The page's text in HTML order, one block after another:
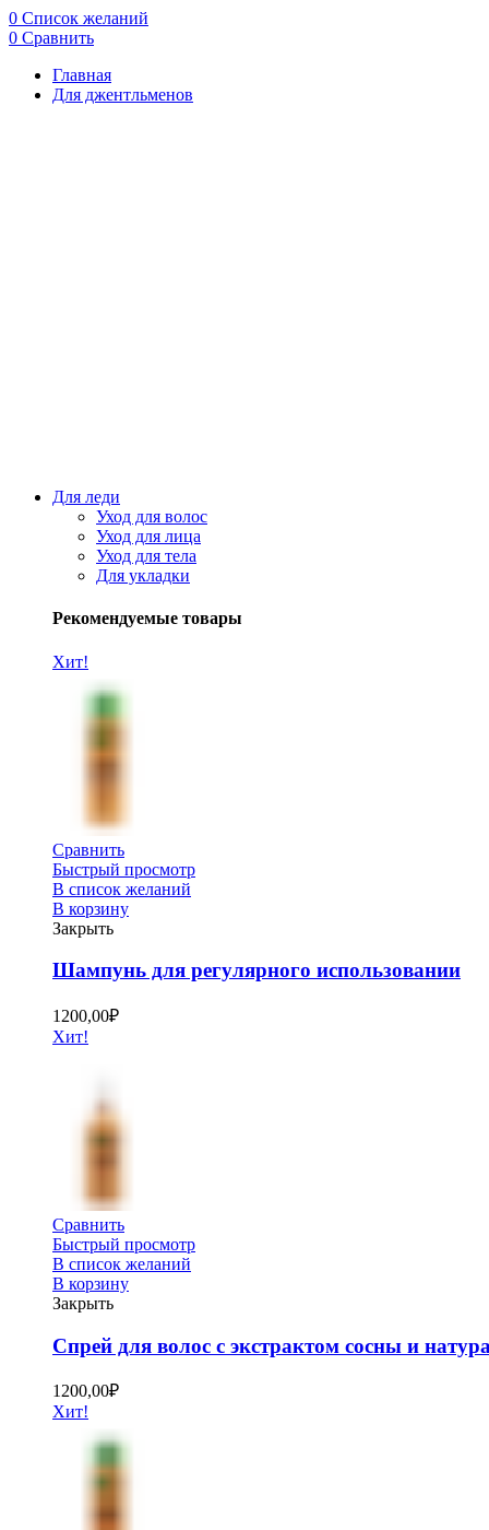
0 Список желаний
0 Сравнить
Главная
Для джентльменов
Для леди
Уход для волос
Уход для лица
Уход для тела
Для укладки
Рекомендуемые товары
Хит!
Сравнить
Быстрый просмотр
В список желаний
В корзину
Закрыть
Шампунь для регулярного использовании
1200,00₽
Хит!
Сравнить
Быстрый просмотр
В список желаний
В корзину
Закрыть
Спрей для волос с экстрактом сосны и
1200,00₽
Хит!